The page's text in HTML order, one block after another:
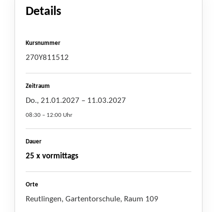
Details
Kursnummer
270Y811512
Zeitraum
Do., 21.01.2027 – 11.03.2027
08:30 – 12:00 Uhr
Dauer
25 x vormittags
Orte
Reutlingen, Gartentorschule, Raum 109